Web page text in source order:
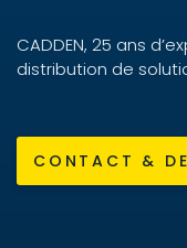
CADDEN, 25 ans
distribution de
CONTACT &